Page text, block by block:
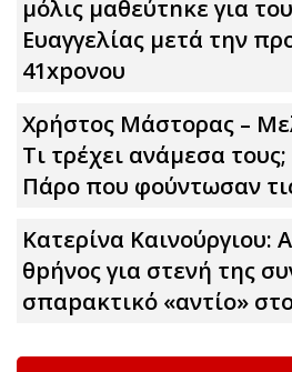
μόλις μαθεύτnκε για
Ευαγγελίας μετά την
41xpονου
Χρήστος Μάστορας –
Τι τρέχει ανάμεσα
Πάρο που φούντωσαν
Κατερίνα Καινούργιου:
θpήνος για στενή της
σπαpακτικό «αντίο»